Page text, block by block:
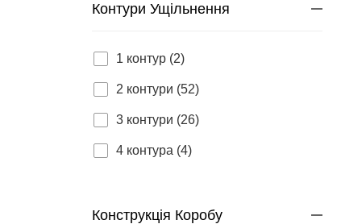
Контури Ущільнення
1 контур (2)
2 контури (52)
3 контури (26)
4 контура (4)
Конструкція Коробу